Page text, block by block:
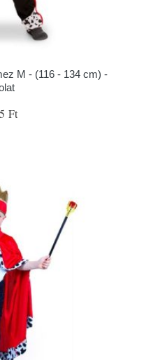
M - (116 - 134 cm) -
Ft